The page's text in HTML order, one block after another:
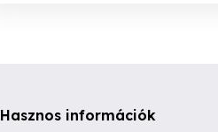
Hasznos információk